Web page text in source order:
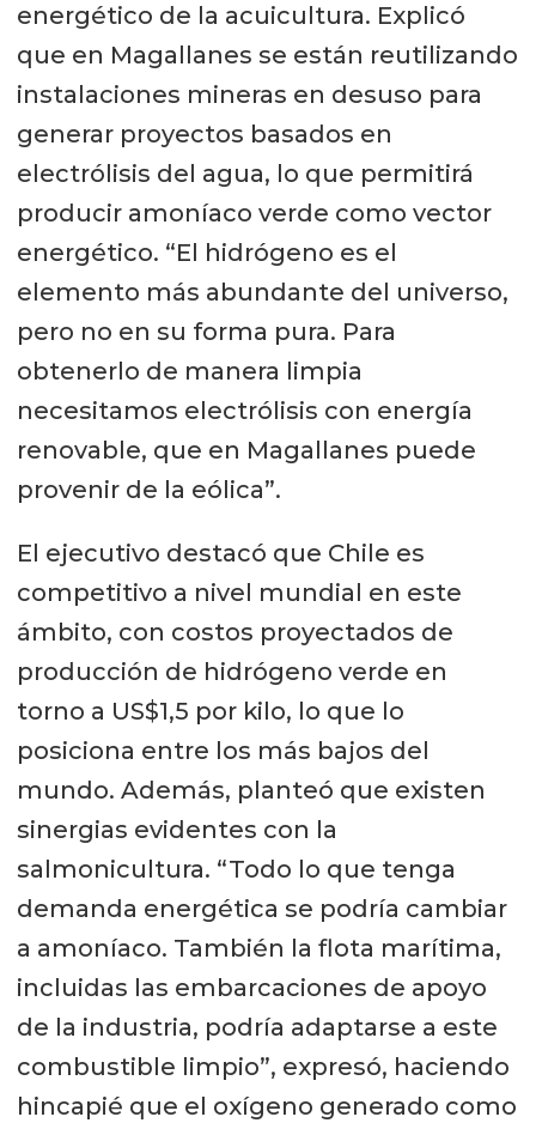
energético de la acuicultura. Explicó
que en Magallanes se están reutilizando
instalaciones mineras en desuso para
generar proyectos basados en
electrólisis del agua, lo que permitirá
producir amoníaco verde como vector
energético. “El hidrógeno es el
elemento más abundante del universo,
pero no en su forma pura. Para
obtenerlo de manera limpia
necesitamos electrólisis con energía
renovable, que en Magallanes puede
provenir de la eólica”.
El ejecutivo destacó que Chile es
competitivo a nivel mundial en este
ámbito, con costos proyectados de
producción de hidrógeno verde en
torno a US$1,5 por kilo, lo que lo
posiciona entre los más bajos del
mundo. Además, planteó que existen
sinergias evidentes con la
salmonicultura. “Todo lo que tenga
demanda energética se podría cambiar
a amoníaco. También la flota marítima,
incluidas las embarcaciones de apoyo
de la industria, podría adaptarse a este
combustible limpio”, expresó, haciendo
hincapié que el oxígeno generado como